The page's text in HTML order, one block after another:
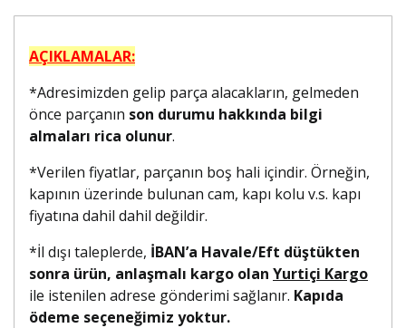
AÇIKLAMALAR:
*Adresimizden gelip parça alacakların, gelmeden
önce parçanın son durumu hakkında bilgi
almaları rica olunur.
*Verilen fiyatlar, parçanın boş hali içindir. Örneğin,
kapının üzerinde bulunan cam, kapı kolu v.s. kapı
fiyatına dahil dahil değildir.
*İl dışı taleplerde, İBAN’a Havale/Eft düştükten
sonra ürün, anlaşmalı kargo olan Yurtiçi Kargo
ile istenilen adrese gönderimi sağlanır. Kapıda
ödeme seçeneğimiz yoktur.